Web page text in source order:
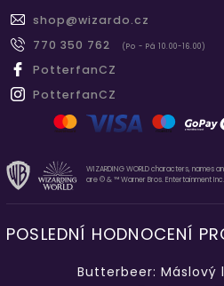
shop@wizardo.cz
770 350 762
(Po - Pá 10.00-16.00)
PotterfanCZ
PotterfanCZ
WIZARDING WORLD characters, names
are © & ™ Warner Bros. Entertainment Inc.
POSLEDNÍ HODNOCENÍ
Butterbeer: Máslový